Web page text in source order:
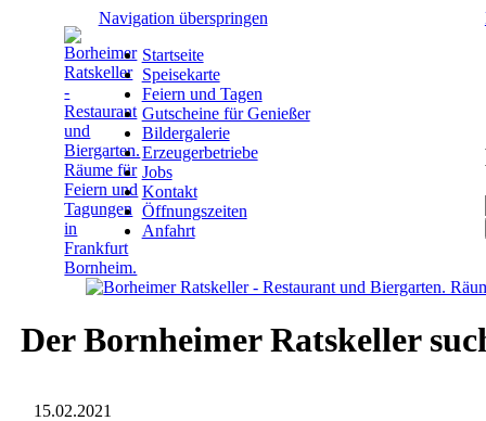
Navigation überspringen
Startseite
Speisekarte
Feiern und Tagen
Gutscheine für Genießer
Bildergalerie
Erzeugerbetriebe
Jobs
Kontakt
Öffnungszeiten
Anfahrt
Der Bornheimer Ratskeller
15.02.2021